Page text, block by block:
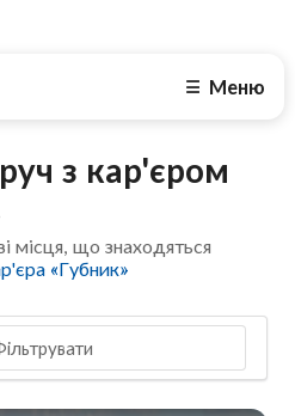
☰ Меню
з кар'єром
місця, що знаходяться
«Губник»